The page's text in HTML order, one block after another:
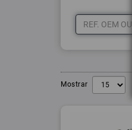
Mostrar